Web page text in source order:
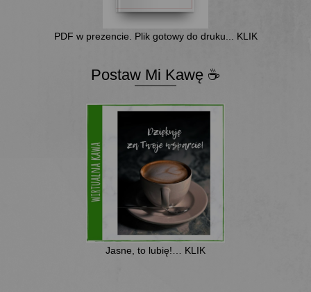
PDF w prezencie. Plik gotowy do druku... KLIK
Postaw Mi Kawę ☕
Jasne, to lubię!… KLIK